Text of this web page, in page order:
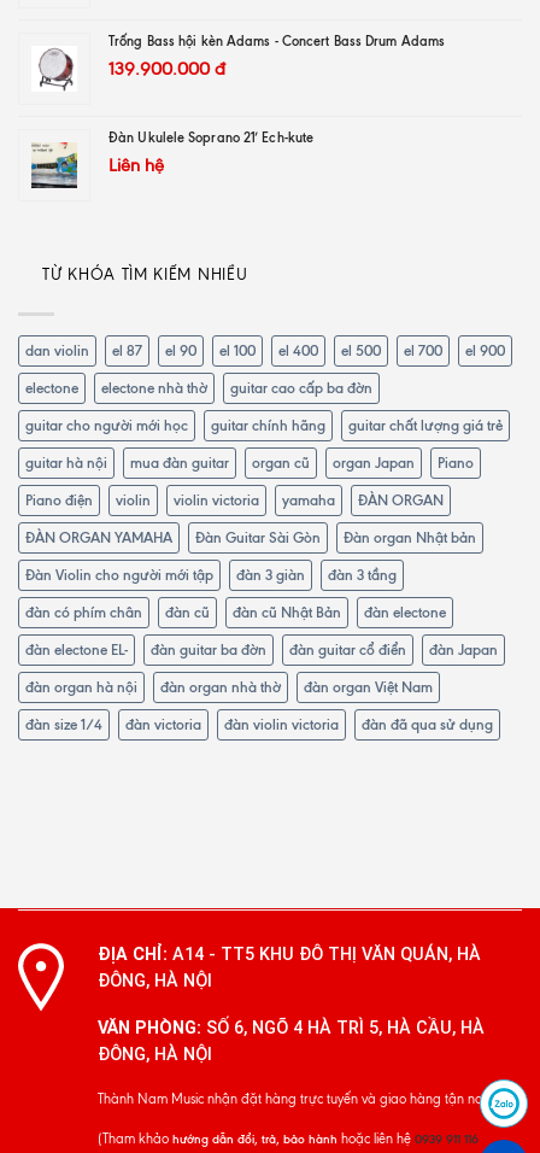
Trống Bass hội kèn Adams - Concert Bass Drum Adams
139.900.000đ
Đàn Ukulele Soprano 21′ Ech-kute
Liên hệ
TỪ KHÓA TÌM KIẾM NHIỀU
dan violin el 87 el 90 el 100 el 400 el 500 el 700 el 900
electone electone nhà thờ guitar cao cấp ba đờn
guitar cho người mới học guitar chính hãng guitar chất lượng giá trẻ
guitar hà nội mua đàn guitar organ cũ organ Japan Piano
Piano điện violin violin victoria yamaha ĐÀN ORGAN
ĐÀN ORGAN YAMAHA Đàn Guitar Sài Gòn Đàn organ Nhật bản
Đàn Violin cho người mới tập đàn 3 giàn đàn 3 tầng
đàn có phím chân đàn cũ đàn cũ Nhật Bản đàn electone
đàn electone EL- đàn guitar ba đờn đàn guitar cổ điển đàn Japan
đàn organ hà nội đàn organ nhà thờ đàn organ Việt Nam
đàn size 1/4 đàn victoria đàn violin victoria đàn đã qua sử dụng
ĐỊA CHỈ: A14 - TT5 KHU ĐÔ THỊ VĂN QUÁN, HÀ
ĐÔNG, HÀ NỘI
VĂN PHÒNG: SỐ 6, NGÕ 4 HÀ TRÌ 5, HÀ CẦU, HÀ
ĐÔNG, HÀ NỘI
Thành Nam Music nhận đặt hàng trực tuyến và giao hàng tận nơi
(Tham khảo hướng dẫn đổi, trả, bảo hành hoặc liên hệ 0939 911 116